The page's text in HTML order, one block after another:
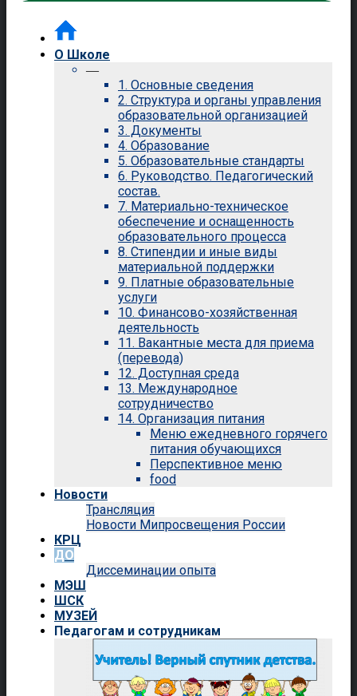
О Школе
—
1. Основные сведения
2. Структура и органы управления
образовательной организацией
3. Документы
4. Образование
5. Образовательные стандарты
6. Руководство. Педагогический
состав.
7. Материально-техническое
обеспечение и оснащенность
образовательного процесса
8. Стипендии и иные виды
материальной поддержки
9. Платные образовательные
услуги
10. Финансово-хозяйственная
деятельность
11. Вакантные места для приема
(перевода)
12. Доступная среда
13. Международное
сотрудничество
14. Организация питания
Меню ежедневного горячего
питания обучающихся
Перспективное меню
food
Новости
Трансляция
Новости Мипросвещения России
КРЦ
ДО
Диссеминации опыта
МЭШ
ШСК
МУЗЕЙ
Педагогам и сотрудникам